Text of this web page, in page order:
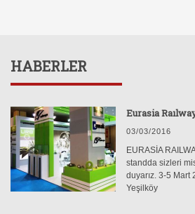
HABERLER
Eurasia
03/03/2016
EURASİA
standda sizleri
duyarız. 3-5 Mart
Yeşilköy